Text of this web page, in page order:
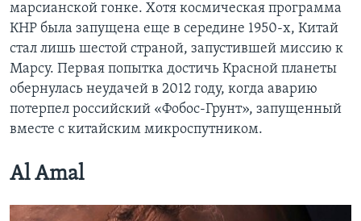
марсианской гонке. Хотя космическая программа
КНР была запущена еще в середине 1950-х, Китай
стал лишь шестой страной, запустившей миссию к
Марсу. Первая попытка достичь Красной планеты
обернулась неудачей в 2012 году, когда аварию
потерпел российский «Фобос-Грунт», запущенный
вместе с китайским микроспутником.
Al Amal